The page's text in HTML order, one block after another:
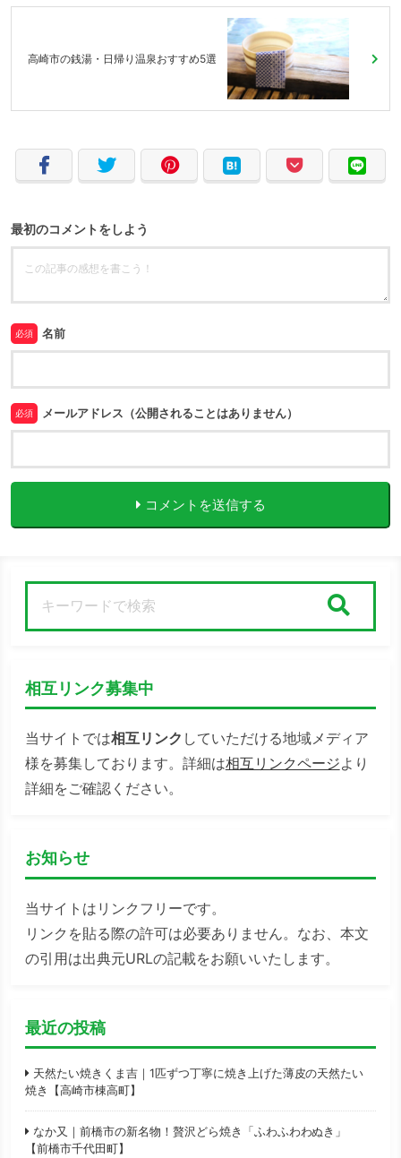
高崎市の銭湯・日帰り温泉おすすめ5選
最初のコメントをしよう
必須 名前
必須 メールアドレス（公開されることはありません）
コメントを送信する
相互リンク募集中
当サイトでは相互リンク していただける地域メディア
様を募集しております。詳細は相互リンクページより
詳細をご確認ください。
お知らせ
当サイトはリンクフリーです。
リンクを貼る際の許可は必要ありません。なお、本文
の引用は出典元URLの記載をお願いいたします。
最近の投稿
天然たい焼きくま吉｜1匹ずつ丁寧に焼き上げた薄皮の天然たい
焼き【高崎市棟高町】
なか又｜前橋市の新名物！贅沢どら焼き「ふわふわわぬき」
【前橋市千代田町】